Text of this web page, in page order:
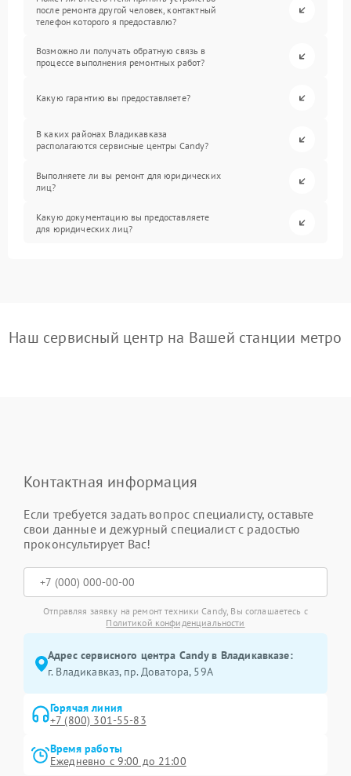
после ремонта другой человек, контактный
телефон которого я предоставлю?
Возможно ли получать обратную связь в
процессе выполнения ремонтных работ?
Какую гарантию вы предоставляете?
В каких районах Владикавказа
располагаются сервисные центры Candy?
Выполняете ли вы ремонт для юридических
лиц?
Какую документацию вы предоставляете
для юридических лиц?
Наш сервисный центр на Вашей станции метро
Контактная информация
Если требуется задать вопрос специалисту, оставьте
свои данные и дежурный специалист с радостью
проконсультирует Вас!
Отправляя заявку на ремонт техники Candy, Вы соглашаетесь с
Политикой конфиденциальности
Адрес сервисного центра Candy в Владикавказе:
г. Владикавказ, пр. Доватора, 59А
Горячая линия
+7 (800) 301-55-83
Время работы
Ежедневно с 9:00 до 21:00